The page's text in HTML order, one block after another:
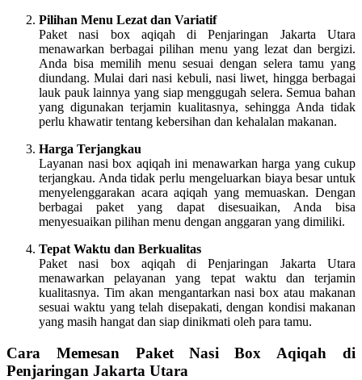
Pilihan Menu Lezat dan Variatif
Paket nasi box aqiqah di Penjaringan Jakarta Utara
menawarkan berbagai pilihan menu yang lezat dan bergizi.
Anda bisa memilih menu sesuai dengan selera tamu yang
diundang. Mulai dari nasi kebuli, nasi liwet, hingga berbagai
lauk pauk lainnya yang siap menggugah selera. Semua bahan
yang digunakan terjamin kualitasnya, sehingga Anda tidak
perlu khawatir tentang kebersihan dan kehalalan makanan.
Harga Terjangkau
Layanan nasi box aqiqah ini menawarkan harga yang cukup
terjangkau. Anda tidak perlu mengeluarkan biaya besar untuk
menyelenggarakan acara aqiqah yang memuaskan. Dengan
berbagai paket yang dapat disesuaikan, Anda bisa
menyesuaikan pilihan menu dengan anggaran yang dimiliki.
Tepat Waktu dan Berkualitas
Paket nasi box aqiqah di Penjaringan Jakarta Utara
menawarkan pelayanan yang tepat waktu dan terjamin
kualitasnya. Tim akan mengantarkan nasi box atau makanan
sesuai waktu yang telah disepakati, dengan kondisi makanan
yang masih hangat dan siap dinikmati oleh para tamu.
Cara Memesan Paket Nasi Box Aqiqah di
Penjaringan Jakarta Utara